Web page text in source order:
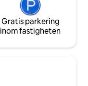
Gratis parkering
inom fastigheten